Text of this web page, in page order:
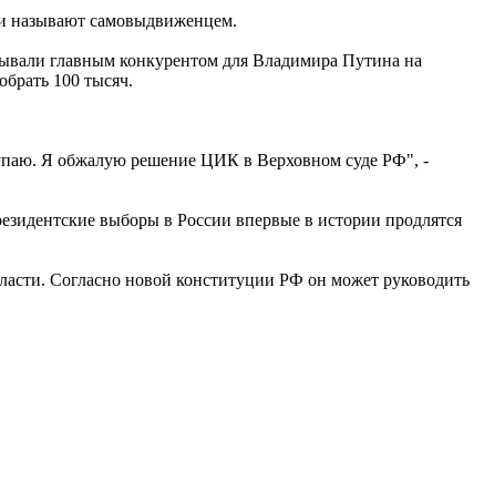
называют самовыдвиженцем.
главным конкурентом для Владимира Путина на
100 тысяч.
Я обжалую решение ЦИК в Верховном суде РФ", -
выборы в России впервые в истории продлятся
Согласно новой конституции РФ он может руководить